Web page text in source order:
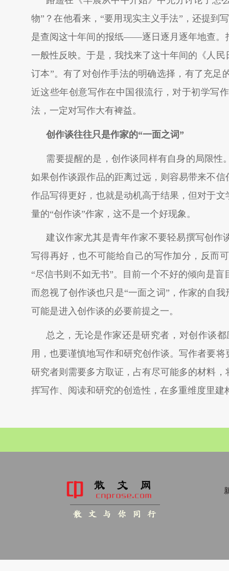
物”？在他看来，“要用现实主义手法”，还提到
是查阅这十年间的报纸——逐日逐月逐年地查。
一般性反映。于是，我找来了这十年间的《人
订本”。有了对创作手法的明确选择，有了充
近这些年创意写作在中国很流行，对于初学写
法，一定对写作大有裨益。
创作谈往往只是作家的“一面之词”
需要提醒的是，创作谈同样有自身的局限
如果创作谈跟作品的距离过远，则容易带来不
作品写得更好，也就是动机高于结果，但对于
量的“创作谈”作家，这不是一个好现象。
建议作家尤其是青年作家不要轻易撰写创作
写得再好，也不可能给自己的写作加分，反而
“尽信书则不如无书”。目前一个不好的倾向是
而忽视了创作谈也只是“一面之词”，作家的自
可能是进入创作谈的必要前提之一。
总之，无论是作家还是研究者，对创作谈
用，也要谨慎地写作和研究创作谈。写作者要
研究者则需要多方取证，占有尽可能多的材料
挥写作、阅读和研究的创造性，在多重维度里
散 文 与 你 同 行